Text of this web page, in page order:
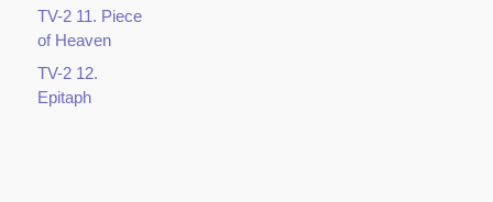
TV-2 11. Piece
of Heaven
TV-2 12.
Epitaph